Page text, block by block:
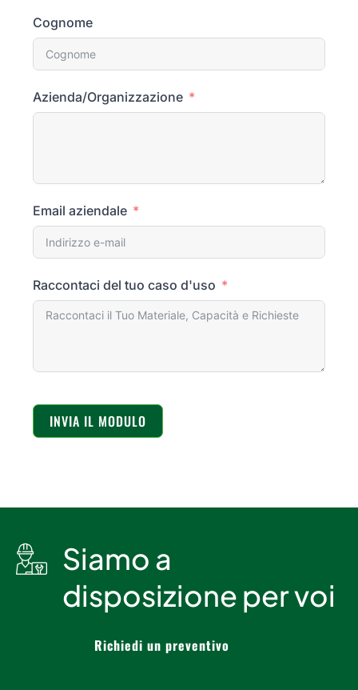
Cognome
Azienda/Organizzazione
Email aziendale
Raccontaci del tuo caso d'uso
INVIA IL MODULO
Siamo a
disposizione per voi
Richiedi un preventivo